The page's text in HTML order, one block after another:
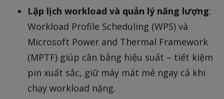
Lập lịch workload và quản lý năng lượng:
Workload Profile Scheduling (WPS) và
Microsoft Power and Thermal Framework
(MPTF) giúp cân bằng hiệu suất – tiết kiệm
pin xuất sắc, giữ máy mát mẻ ngay cả khi
chạy workload nặng.